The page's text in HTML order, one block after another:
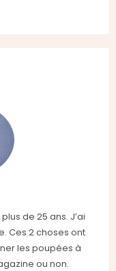
de 25 ans. J’ai
Ces 2 choses ont
les poupées à
ou non.